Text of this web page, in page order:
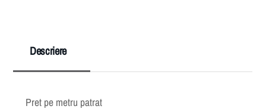
Descriere
Pret pe metru patrat